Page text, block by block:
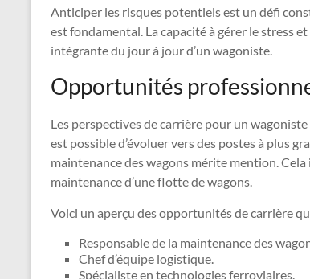
Anticiper les risques potentiels est un défi
est fondamental. La capacité à gérer le stress
intégrante du jour à jour d’un wagoniste.
Opportunités
Les perspectives de carrière pour un
est possible d’évoluer vers des postes à plus
maintenance des wagons mérite mention.
maintenance d’une flotte de wagons.
Voici un aperçu des opportunités de carrière
Responsable de la maintenance des
Chef d’équipe logistique.
Spécialiste en technologies ferroviaires.